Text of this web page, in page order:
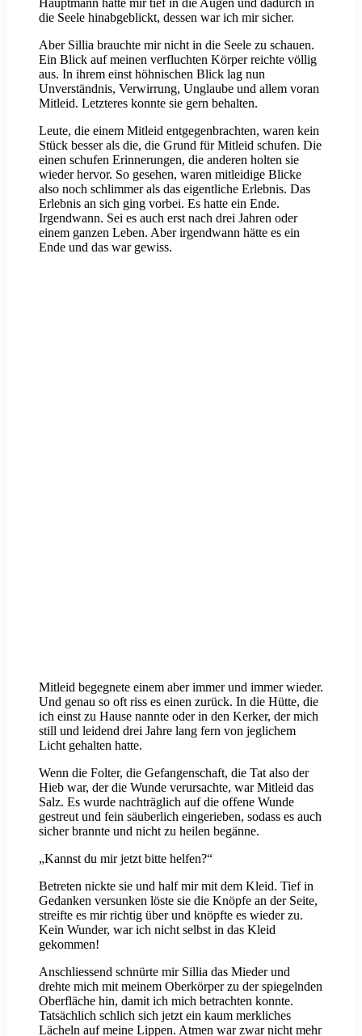
Hauptmann hatte mir tief in die Augen und dadurch in
die Seele hinabgeblickt, dessen war ich mir sicher.
Aber Sillia brauchte mir nicht in die Seele zu schauen.
Ein Blick auf meinen verfluchten Körper reichte völlig
aus. In ihrem einst höhnischen Blick lag nun
Unverständnis, Verwirrung, Unglaube und allem voran
Mitleid. Letzteres konnte sie gern behalten.
Leute, die einem Mitleid entgegenbrachten, waren kein
Stück besser als die, die Grund für Mitleid schufen. Die
einen schufen Erinnerungen, die anderen holten sie
wieder hervor. So gesehen, waren mitleidige Blicke
also noch schlimmer als das eigentliche Erlebnis. Das
Erlebnis an sich ging vorbei. Es hatte ein Ende.
Irgendwann. Sei es auch erst nach drei Jahren oder
einem ganzen Leben. Aber irgendwann hätte es ein
Ende und das war gewiss.
Mitleid begegnete einem aber immer und immer wieder.
Und genau so oft riss es einen zurück. In die Hütte, die
ich einst zu Hause nannte oder in den Kerker, der mich
still und leidend drei Jahre lang fern von jeglichem
Licht gehalten hatte.
Wenn die Folter, die Gefangenschaft, die Tat also der
Hieb war, der die Wunde verursachte, war Mitleid das
Salz. Es wurde nachträglich auf die offene Wunde
gestreut und fein säuberlich eingerieben, sodass es auch
sicher brannte und nicht zu heilen begänne.
„Kannst du mir jetzt bitte helfen?“
Betreten nickte sie und half mir mit dem Kleid. Tief in
Gedanken versunken löste sie die Knöpfe an der Seite,
streifte es mir richtig über und knöpfte es wieder zu.
Kein Wunder, war ich nicht selbst in das Kleid
gekommen!
Anschliessend schnürte mir Sillia das Mieder und
drehte mich mit meinem Oberkörper zu der spiegelnden
Oberfläche hin, damit ich mich betrachten konnte.
Tatsächlich schlich sich jetzt ein kaum merkliches
Lächeln auf meine Lippen. Atmen war zwar nicht mehr